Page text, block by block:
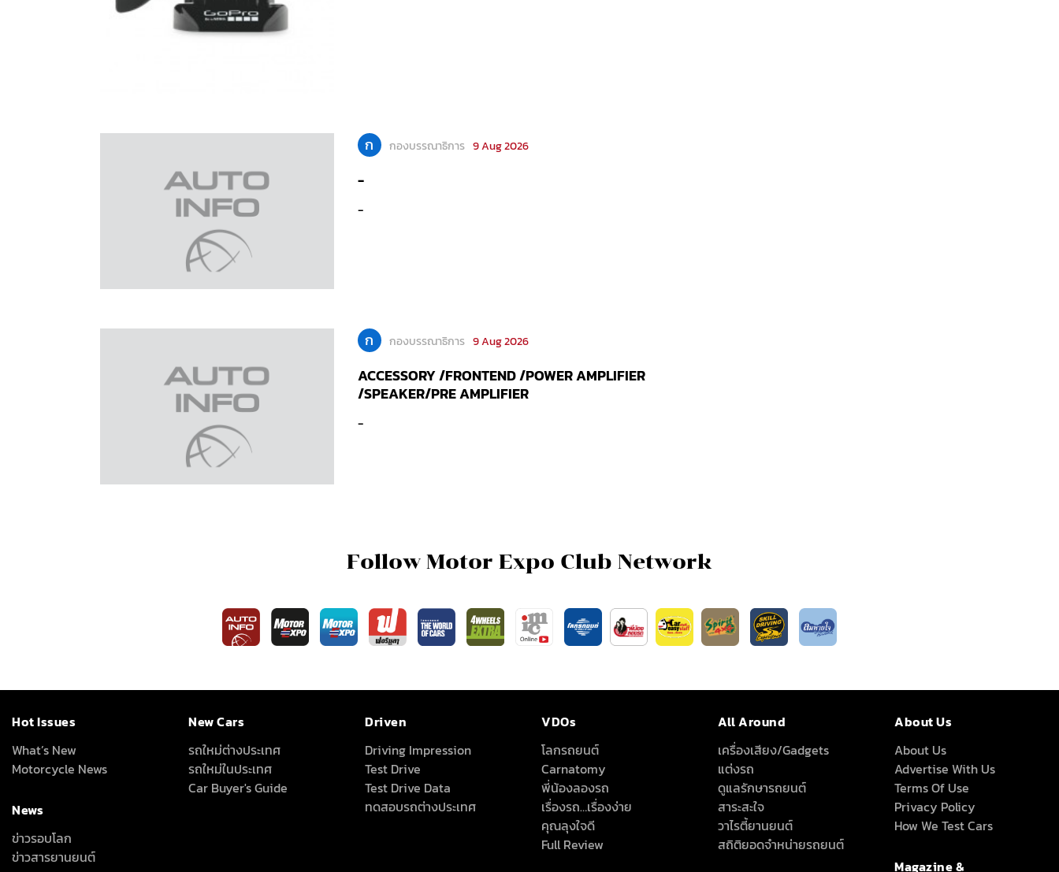
ก กองบรรณาธิการ 9 Aug 2026
-
-
ก กองบรรณาธิการ 9 Aug 2026
ACCESSORY /FRONTEND /POWER AMPLIFIER
/SPEAKER/PRE AMPLIFIER
-
Follow Motor Expo Club Network
Hot Issues
What’s New
Motorcycle News
News
ข่าวรอบโลก
ข่าวสารยานยนต์
New Cars
รถใหม่ต่างประเทศ
รถใหม่ในประเทศ
Car Buyer's Guide
Driven
Driving Impression
Test Drive
Test Drive Data
ทดสอบรถต่างประเทศ
VDOs
โลกรถยนต์
Carnatomy
พี่น้องลองรถ
เรื่องรถ…เรื่องง่าย
คุณลุงใจดี
Full Review
All Around
เครื่องเสียง/Gadgets
แต่งรถ
ดูแลรักษารถยนต์
สาระสะใจ
วาไรตี้ยานยนต์
สถิติยอดจำหน่ายรถยนต์
About Us
About Us
Advertise With Us
Terms Of Use
Privacy Policy
How We Test Cars
Magazine &